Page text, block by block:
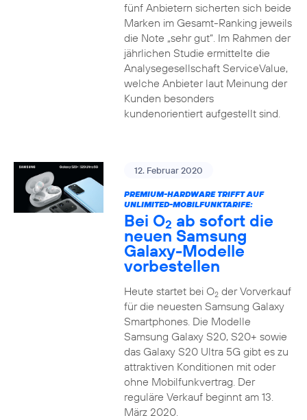
fünf Anbietern sicherten sich beide
Marken im Gesamt-Ranking jeweils
die Note „sehr gut“. Im Rahmen der
jährlichen Studie ermittelte die
Analysegesellschaft ServiceValue,
welche Anbieter laut Meinung der
Kunden besonders
kundenorientiert aufgestellt sind.
12. Februar 2020
PREMIUM-HARDWARE TRIFFT AUF
UNLIMITED-MOBILFUNKTARIFE:
Bei O2 ab sofort die
neuen Samsung
Galaxy-Modelle
vorbestellen
Heute startet bei O2der Vorverkauf
für die neuesten Samsung Galaxy
Smartphones. Die Modelle
Samsung Galaxy S20, S20+ sowie
das Galaxy S20 Ultra 5G gibt es zu
attraktiven Konditionen mit oder
ohne Mobilfunkvertrag. Der
reguläre Verkauf beginnt am 13.
März 2020.